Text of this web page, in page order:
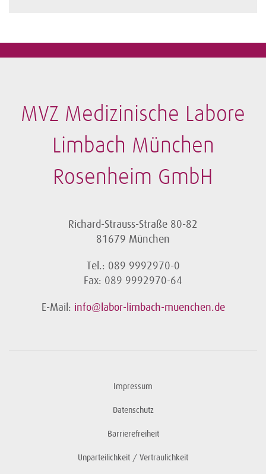
MVZ Medizinische Labore
Limbach München
Rosenheim GmbH
Richard-Strauss-Straße 80-82
81679 München
Tel.: 089 9992970-0
Fax: 089 9992970-64
E-Mail: info@labor-limbach-muenchen.de
Impressum
Datenschutz
Barrierefreiheit
Unparteilichkeit / Vertraulichkeit